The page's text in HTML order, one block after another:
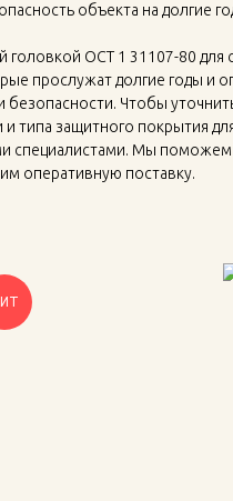
объекта на долгие
головкой ОСТ 1 31107-80 для
прослужат долгие годы и
безопасности. Чтобы
типа защитного покрытия
специалистами. Мы
оперативную поставку.